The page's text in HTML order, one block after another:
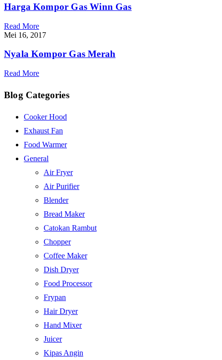
Harga Kompor Gas Winn Gas
Read More
Mei 16, 2017
Nyala Kompor Gas Merah
Read More
Blog Categories
Cooker Hood
Exhaust Fan
Food Warmer
General
Air Fryer
Air Purifier
Blender
Bread Maker
Catokan Rambut
Chopper
Coffee Maker
Dish Dryer
Food Processor
Frypan
Hair Dryer
Hand Mixer
Juicer
Kipas Angin